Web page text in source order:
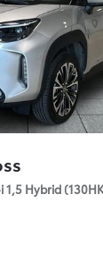
1,5 Hybrid